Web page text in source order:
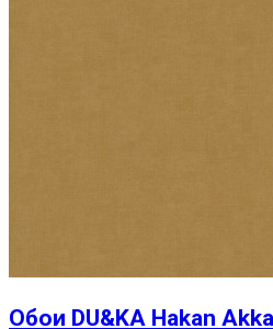
Обои DU&KA Hakan